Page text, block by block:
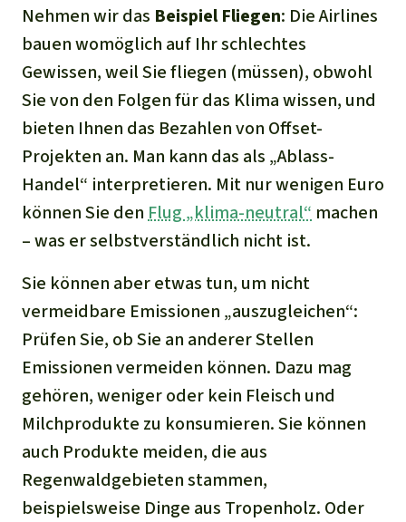
Nehmen wir das Beispiel Fliegen: Die Airlines
bauen womöglich auf Ihr schlechtes
Gewissen, weil Sie fliegen (müssen), obwohl
Sie von den Folgen für das Klima wissen, und
bieten Ihnen das Bezahlen von Offset-
Projekten an. Man kann das als „Ablass-
Handel“ interpretieren. Mit nur wenigen Euro
können Sie den Flug „klima-neutral“ machen
– was er selbstverständlich nicht ist.
Sie können aber etwas tun, um nicht
vermeidbare Emissionen „auszugleichen“:
Prüfen Sie, ob Sie an anderer Stellen
Emissionen vermeiden können. Dazu mag
gehören, weniger oder kein Fleisch und
Milchprodukte zu konsumieren. Sie können
auch Produkte meiden, die aus
Regenwaldgebieten stammen,
beispielsweise Dinge aus Tropenholz. Oder